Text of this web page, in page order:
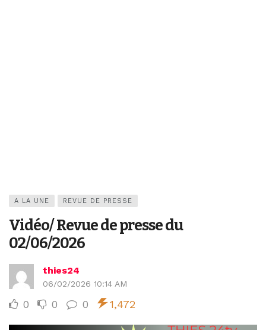
A LA UNE REVUE DE PRESSE
Vidéo/ Revue de presse du
02/06/2026
thies24
06/02/2026 10:14 AM
0 0 0 1,472